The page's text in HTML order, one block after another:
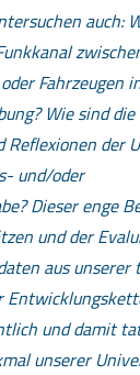
auch:
Fahrzeugen
Wie sind die
Reflexionen der
und/oder
Dieser enge
und der
aus unserer
und damit
unserer